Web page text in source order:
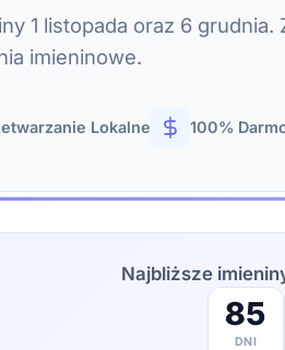
1 listopada oraz 6
imieninowe.
Lokalne 100%
Najbliższe
85
DNI